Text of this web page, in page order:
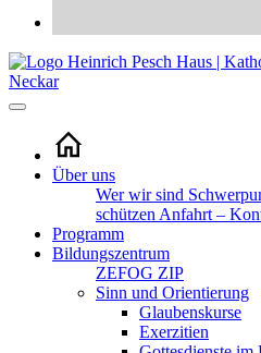
Über uns
Wer wir sind
schützen Anfahrt –
Programm
Bildungszentrum
ZEFOG ZIP
Sinn und Orientierung
Glaubenskurse
Exerzitien